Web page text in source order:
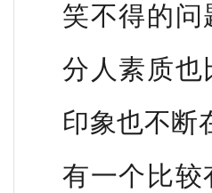
笑不得的
分人素质也
印象也不断
有一个比较